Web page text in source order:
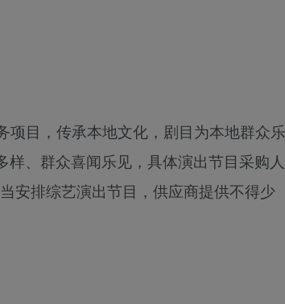
项目 ，传承本地文化，剧目为本地群众
、群众喜闻乐见，具体演出节目采购人
安排综艺演出节目，供应商提供不得少